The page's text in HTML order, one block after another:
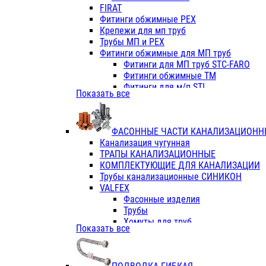
Фитинги ПП белые
Фитинги ПП белые
Фитинги ППс металл.белые
VALFEX
Трубы PE-RT
Трубы ПП водопровод белые
Трубы ПП водопровод серые
Трубы армированные
Трубы армированные
Фитинги с металл. серые
Фитинги ПП (серые)
Фитинги ПП белые
Краны
Фитинги ПП (белые)
Фитинги ПП с металлом белые
ПК КОНТУР
Краны полипропиленовые
Трубы полипропиленивые
FIRAT
Фитинги обжимные PEX
Крепежи для мп труб
Трубы МП и PEX
Фитинги обжимные для МП труб
Фитинги для МП труб STC-FARO
Фитинги обжимные ТМ
Фитинги для м/п STI
Фитинги для МП труб TITAN
TK
VALFEX
Показать все
ФАСОННЫЕ ЧАСТИ
Канализация чугунная
ТРАПЫ КАНАЛИЗАЦИОННЫЕ
КОМПЛЕКТУЮЩИЕ ДЛЯ КАНАЛИЗАЦИИ
Трубы канализационные СИНИКОН
VALFEX
Фасонные изделия
Трубы
Хомуты для труб
ПВХ (стройполимер)
Показать все